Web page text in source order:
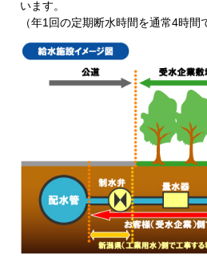
います。
（年1回の定期断水時間を通常4時間